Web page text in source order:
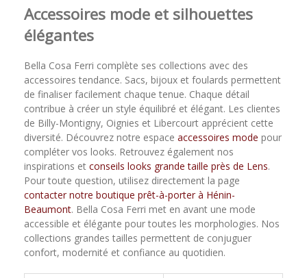
Accessoires mode et silhouettes
élégantes
Bella Cosa Ferri complète ses collections avec des
accessoires tendance. Sacs, bijoux et foulards permettent
de finaliser facilement chaque tenue. Chaque détail
contribue à créer un style équilibré et élégant. Les clientes
de Billy-Montigny, Oignies et Libercourt apprécient cette
diversité. Découvrez notre espace accessoires mode pour
compléter vos looks. Retrouvez également nos
inspirations et conseils looks grande taille près de Lens.
Pour toute question, utilisez directement la page
contacter notre boutique prêt-à-porter à Hénin-
Beaumont. Bella Cosa Ferri met en avant une mode
accessible et élégante pour toutes les morphologies. Nos
collections grandes tailles permettent de conjuguer
confort, modernité et confiance au quotidien.